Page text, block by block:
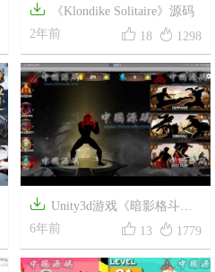

《Klondike Solitaire》源码
2年前
 18  1298
 Unity3d游戏《暗影格斗》
源码
6年前  13  1779